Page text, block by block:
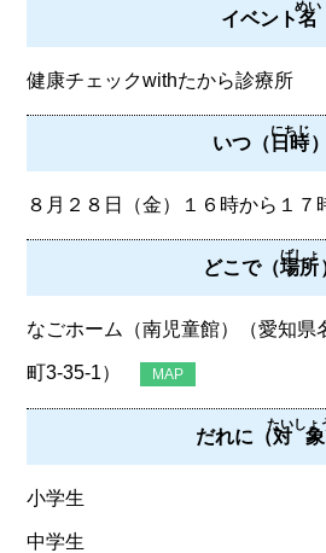
イベント名
めい
健康チェックwithたから診療所
いつ（日時
にちじ
）
８月２８日（金）１６時から１７
どこで（場所
ばしょ
なごホーム（南児童館）（愛知県
町3‐35‐1） MAP
だれに（対象
たいしょ
小学生
中学生